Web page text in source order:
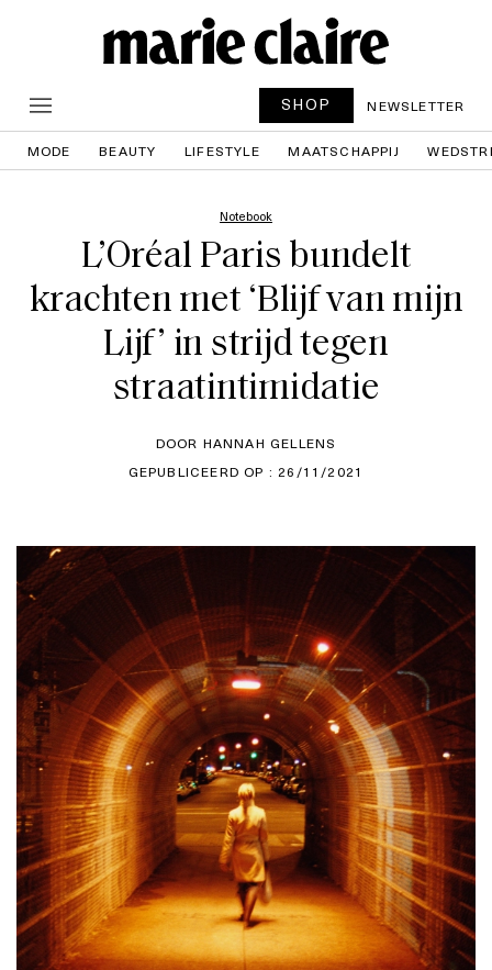
SHOP NEWSLETTER
MODE BEAUTY LIFESTYLE MAATSCHAPPIJ
Notebook
L’Oréal Paris bundelt
krachten met ‘Blijf van mijn
Lijf’ in strijd tegen
straatintimidatie
DOOR HANNAH GELLENS
GEPUBLICEERD OP : 26/11/2021